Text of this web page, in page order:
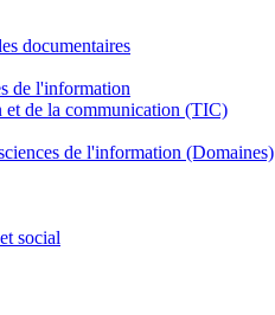
documentaires
de l'information
de la communication (TIC)
de l'information (Domaines)
social